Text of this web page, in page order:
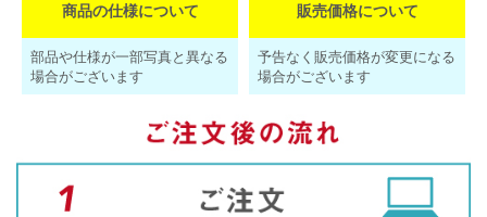
商品の仕様について
部品や仕様が一部写真と異なる
場合がございます
販売価格について
予告なく販売価格が変更になる
場合がございます